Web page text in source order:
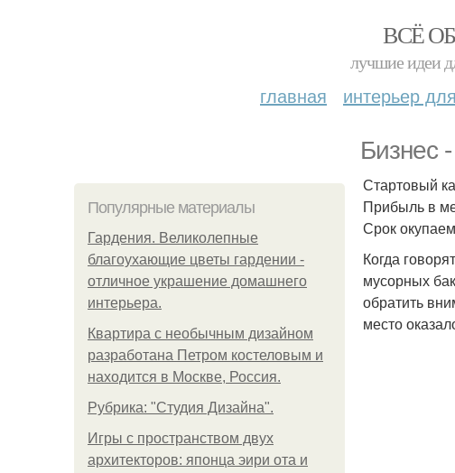
ВСЁ
лучшие идеи
главная интерьер
Бизнес
Популярные материалы
Гардения. Великолепные
благоухающие цветы гардении -
отличное украшение домашнего
интерьера.
Квартира с необычным дизайном
разработана Петром костеловым и
находится в Москве, Россия.
Рубрика: "Студия Дизайна".
Игры с пространством двух
архитекторов: японца эири ота и
Стартовый
Прибыль в
Срок
Когда
мусорных
обратить
место